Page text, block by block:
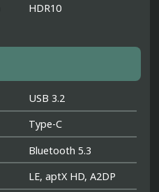
HDR10
USB 3.2
Type-C
Bluetooth 5.3
LE, aptX HD, A2DP